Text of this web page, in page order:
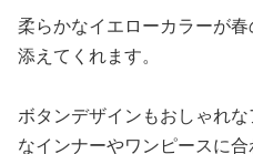
柔らかなイエローカラーが
添えてくれます。
ボタンデザインもおしゃれ
なインナーやワンピースに